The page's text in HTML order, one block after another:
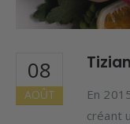
08
AOÛT
En
créant